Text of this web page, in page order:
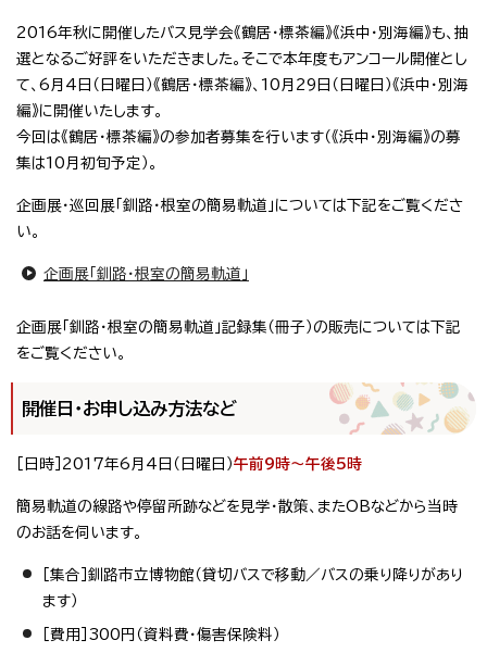
2016年秋に開催したバス見学会《鶴居・標茶編》《浜中・別海編》も、抽
選となるご好評をいただきました。そこで本年度もアンコール開催とし
て、6月4日（日曜日）《鶴居・標茶編》、10月29日（日曜日）《浜中・別海
編》に開催いたします。
今回は《鶴居・標茶編》の参加者募集を行います（《浜中・別海編》の募
集は10月初旬予定）。
企画展・巡回展「釧路・根室の簡易軌道」については下記をご覧くださ
い。
企画展「釧路・根室の簡易軌道」
企画展「釧路・根室の簡易軌道」記録集（冊子）の販売については下記
をご覧ください。
開催日・お申し込み方法など
［日時］2017年6月4日（日曜日）午前9時～午後5時
簡易軌道の線路や停留所跡などを見学・散策、またOBなどから当時
のお話を伺います。
［集合］釧路市立博物館（貸切バスで移動／バスの乗り降りがあり
ます）
［費用］300円（資料費・傷害保険料）